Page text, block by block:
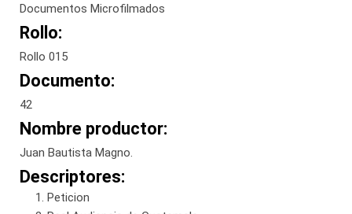
Documentos Microfilmados
Rollo:
Rollo 015
Documento:
42
Nombre productor:
Juan Bautista Magno.
Descriptores:
Peticion